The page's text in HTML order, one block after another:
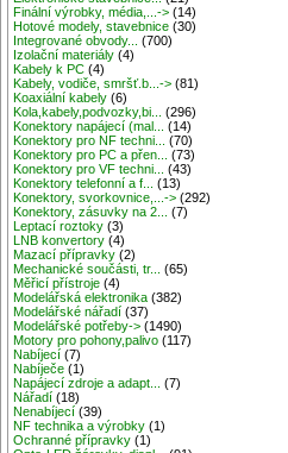
Finální výrobky, média,...-> (14)
Hotové modely, stavebnice (30)
Integrované obvody...
(700)
Izolační materiály (4)
Kabely k PC (4)
Kabely, vodiče, smršť.b...-> (81)
Koaxiální kabely (6)
Kola,kabely,podvozky,bi...
(296)
Konektory napájecí (mal...
(14)
Konektory pro NF techni...
(70)
Konektory pro PC a přen...
(73)
Konektory pro VF techni...
(43)
Konektory telefonní a f...
(13)
Konektory, svorkovnice,...-> (292)
Konektory, zásuvky na 2...
(7)
Leptací roztoky (3)
LNB konvertory (4)
Mazací přípravky (2)
Mechanické součásti, tr...
(65)
Měřicí přístroje (4)
Modelářská elektronika (382)
Modelářské nářadí (37)
Modelářské potřeby-> (1490)
Motory pro pohony,palivo (117)
Nabíjecí (7)
Nabíječe (1)
Napájecí zdroje a adapt...
(7)
Nářadí (18)
Nenabíjecí (39)
NF technika a výrobky (1)
Ochranné přípravky (1)